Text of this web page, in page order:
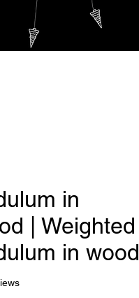
in
| Weighted
in wood
stars based on 6 reviews